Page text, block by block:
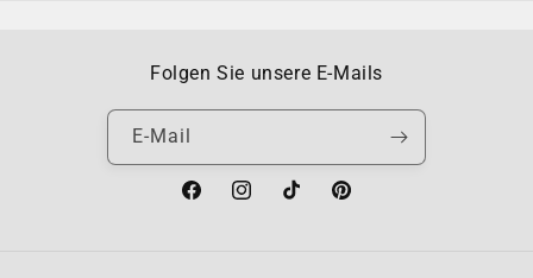
Folgen Sie unsere E-Mails
E-Mail
FacebookInstagramTikTok Pinterest